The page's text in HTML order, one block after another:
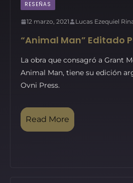
RESEÑAS
12 marzo, 2021 Lucas Ezequiel
“Animal Man” Editado
La obra que consagró a Grant
Animal Man, tiene su edición
Ovni Press.
Read More